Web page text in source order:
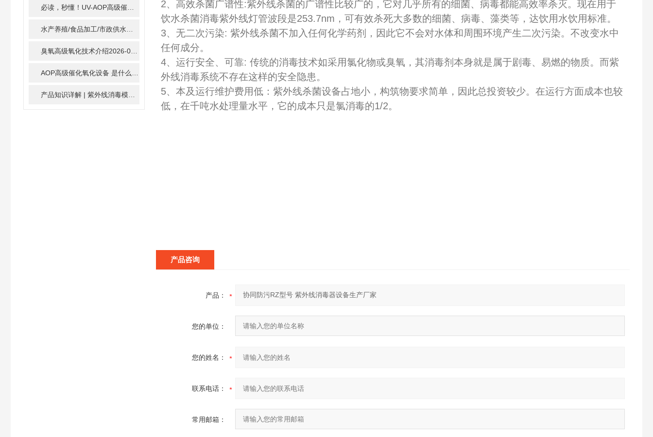
2026-07-03
2026-06-26
臭氧高级氧化技术介绍2026-02-27
2025-11-17
2024-01-16
2、高效杀菌广谱性:紫外线杀菌的广谱性比较广的，它对几乎所有的细菌、病毒都能高效率杀灭。现在用于
饮水杀菌消毒紫外线灯管波段是253.7nm，可有效杀死大多数的细菌、病毒、藻类等，达饮用水饮用标准。
3、无二次污染: 紫外线杀菌不加入任何化学药剂，因此它不会对水体和周围环境产生二次污染。不改变水中
任何成分。
4、运行安全、可靠: 传统的消毒技术如采用氯化物或臭氧，其消毒剂本身就是属于剧毒、易燃的物质。而紫
外线消毒系统不存在这样的安全隐患。
5、本及运行维护费用低：紫外线杀菌设备占地小，构筑物要求简单，因此总投资较少。在运行方面成本也较
低，在千吨水处理量水平，它的成本只是氯消毒的1/2。
产品咨询
产品：
您的单位：
您的姓名：
联系电话：
常用邮箱：